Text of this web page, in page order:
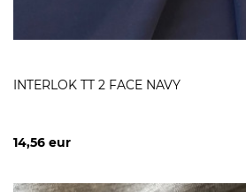
INTERLOK TT 2 FACE NAVY
14,56 eur